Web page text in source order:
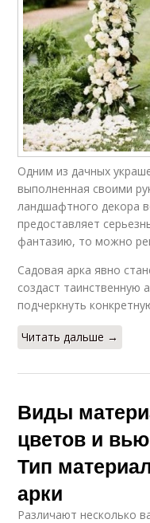
Одним из дачных
выполненная своими
ландшафтного декора
предоставляет
фантазию, то можно
Садовая арка явно
создаст
подчеркнуть
Читать дальше →
Виды
цветов и
Тип
арки
Различают несколько